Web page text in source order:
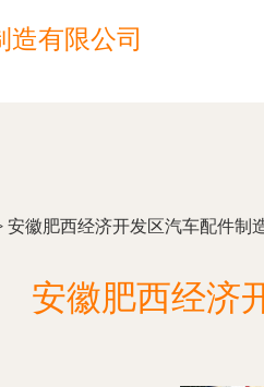
造有限公司
安徽肥西经济开发区汽车配件制
安徽肥西经济